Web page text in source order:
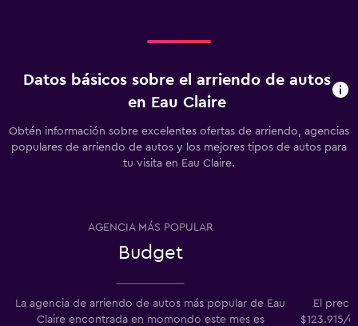
Datos básicos sobre el arriendo de autos
en Eau Claire
Obtén información sobre excelentes ofertas de arriendo, agencias
populares de arriendo de autos y los mejores tipos de autos para
tu visita en Eau Claire.
AGENCIA MÁS POPULAR
Budget
La agencia de arriendo de autos más popular de Eau
Claire encontrada en momondo este mes es
El
$123.915/